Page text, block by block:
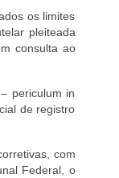
os limites
pleiteada
consulta ao
periculum in
de registro
com
Federal, o